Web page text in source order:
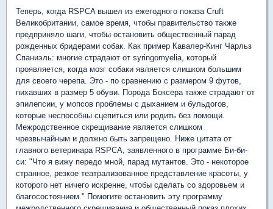
Теперь, когда RSPCA вышел из ежегодного показа Cruft
Великобритании, самое время, чтобы правительство также
предприняло шаги, чтобы остановить общественный парад
рожденных бридерами собак. Как пример Кавалер-Кинг Чарльз
Спаниэль: многие страдают от syringomyelia, который
проявляется, когда мозг собаки является слишком большим
для своего черепа. Это - по сравнению с размером 9 футов,
пихавших в размер 5 обуви. Порода Боксера также страдают от
эпилепсии, у мопсов проблемы с дыханием и бульдогов,
которые неспособны сцепиться или родить без помощи.
Межродственное скрещивание является слишком
чрезвычайным и должно быть запрещено. Ниже цитата от
главного ветеринара RSPCA, заявленного в программе Би-би-
си: "Что я вижу передо мной, парад мутантов. Это - некоторое
странное, резкое театрализованное представление красоты, у
которого нет ничего искренне, чтобы сделать со здоровьем и
благосостоянием." Помогите остановить эту программу